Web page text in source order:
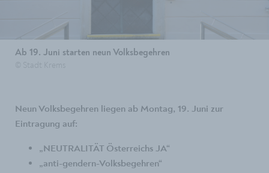
Ab 19. Juni starten neun Volksbegehren
Neun Volksbegehren liegen ab Montag, 19. Juni zur
Eintragung auf:
„NEUTRALITÄT Österreichs JA“
„anti-gendern-Volksbegehren“